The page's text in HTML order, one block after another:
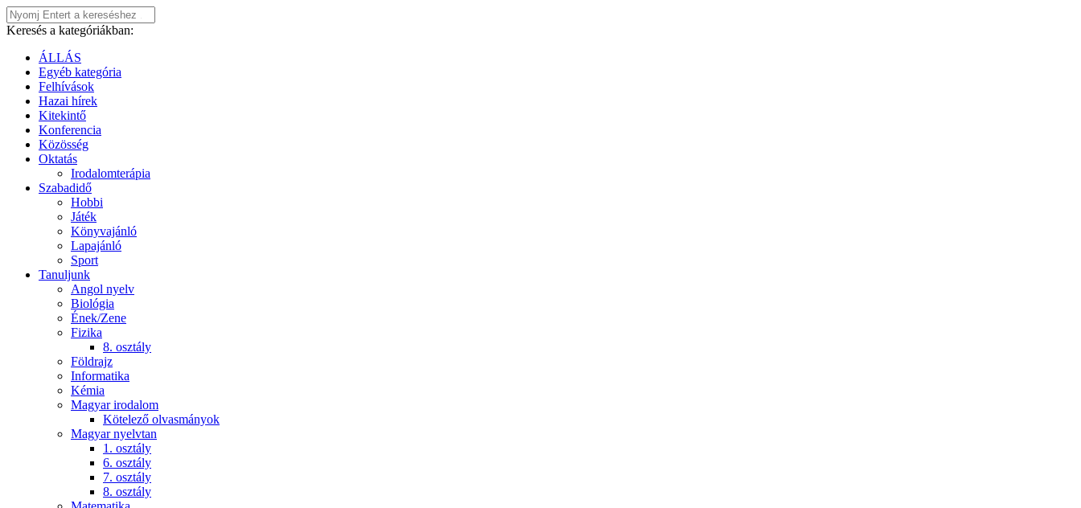
Keresés a kategóriákban:
ÁLLÁS
Egyéb kategória
Felhívások
Hazai hírek
Kitekintő
Konferencia
Közösség
Oktatás
Irodalomterápia
Szabadidő
Hobbi
Játék
Könyvajánló
Lapajánló
Sport
Tanuljunk
Angol nyelv
Biológia
Ének/Zene
Fizika
8. osztály
Földrajz
Informatika
Kémia
Magyar irodalom
Kötelező olvasmányok
Magyar nyelvtan
1. osztály
6. osztály
7. osztály
8. osztály